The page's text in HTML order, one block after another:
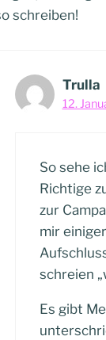
schreiben!
Trulla
12.
So sehe
Richtige
zur
mir
schreien
Es gibt